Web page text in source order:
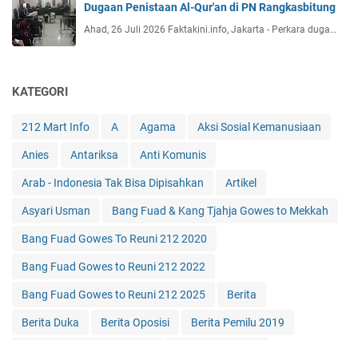
Dugaan Penistaan Al-Qur'an di PN Rangkasbitung
Ahad, 26 Juli 2026 Faktakini.info, Jakarta - Perkara duga…
KATEGORI
212 Mart Info A Agama Aksi Sosial Kemanusiaan
Anies Antariksa Anti Komunis
Arab - Indonesia Tak Bisa Dipisahkan Artikel
Asyari Usman Bang Fuad & Kang Tjahja Gowes to Mekkah
Bang Fuad Gowes To Reuni 212 2020
Bang Fuad Gowes to Reuni 212 2022
Bang Fuad Gowes to Reuni 212 2025 Berita
Berita Duka Berita Oposisi Berita Pemilu 2019